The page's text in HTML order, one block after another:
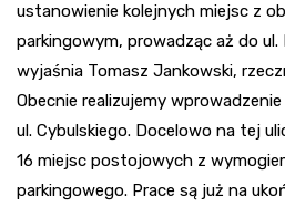
ustanowienie kolejnych miejsc z
parkingowym, prowadząc aż do ul.
wyjaśnia Tomasz Jankowski,
Obecnie realizujemy
ul. Cybulskiego. Docelowo na tej
16 miejsc postojowych z
parkingowego. Prace są już na